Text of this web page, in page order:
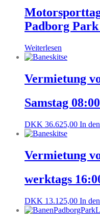
Padborg Park
Weiterlesen
Vermietung
Samstag
DKK 36.625,00 In
Vermietung
werktags
DKK 13.125,00 In